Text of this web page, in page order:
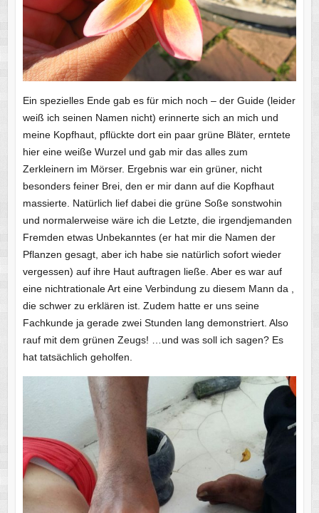
Ein spezielles Ende gab es für mich noch – der Guide (leider
weiß ich seinen Namen nicht) erinnerte sich an mich und
meine Kopfhaut, pflückte dort ein paar grüne Bläter, erntete
hier eine weiße Wurzel und gab mir das alles zum
Zerkleinern im Mörser. Ergebnis war ein grüner, nicht
besonders feiner Brei, den er mir dann auf die Kopfhaut
massierte. Natürlich lief dabei die grüne Soße sonstwohin
und normalerweise wäre ich die Letzte, die irgendjemanden
Fremden etwas Unbekanntes (er hat mir die Namen der
Pflanzen gesagt, aber ich habe sie natürlich sofort wieder
vergessen) auf ihre Haut auftragen ließe. Aber es war auf
eine nichtrationale Art eine Verbindung zu diesem Mann da ,
die schwer zu erklären ist. Zudem hatte er uns seine
Fachkunde ja gerade zwei Stunden lang demonstriert. Also
rauf mit dem grünen Zeugs! …und was soll ich sagen? Es
hat tatsächlich geholfen.